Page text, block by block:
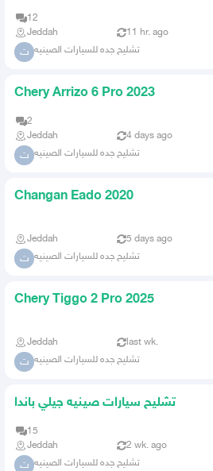
12
Jeddah
11 hr. ago
ت تشليح جده للسيارات الصينيه
Chery Arrizo 6 Pro 2023
2
Jeddah
4 days ago
ت تشليح جده للسيارات الصينيه
Changan Eado 2020
Jeddah 5 days ago
ت تشليح جده للسيارات الصينيه
Chery Tiggo 2 Pro 2025
Jeddah last wk.
ت تشليح جده للسيارات الصينيه
تشليح سيارات صينيه جيلي باندا
15
Jeddah
2 wk. ago
ت تشليح جده للسيارات الصينيه